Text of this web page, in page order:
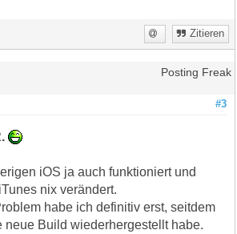
Zitieren
Posting Freak
#3
iOS ja auch funktioniert und
nix verändert.
habe ich definitiv erst, seitdem
neue Build wiederhergestellt habe.